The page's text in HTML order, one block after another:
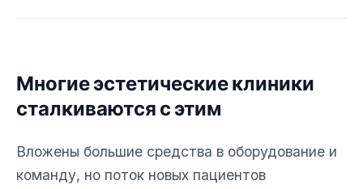
Многие эстетические клиники
сталкиваются с этим
Вложены большие средства в оборудование и
команду, но поток новых пациентов